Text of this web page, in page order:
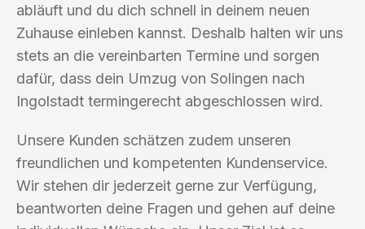
abläuft und du dich schnell in deinem neuen
Zuhause einleben kannst. Deshalb halten wir uns
stets an die vereinbarten Termine und sorgen
dafür, dass dein Umzug von Solingen nach
Ingolstadt termingerecht abgeschlossen wird.
Unsere Kunden schätzen zudem unseren
freundlichen und kompetenten Kundenservice.
Wir stehen dir jederzeit gerne zur Verfügung,
beantworten deine Fragen und gehen auf deine